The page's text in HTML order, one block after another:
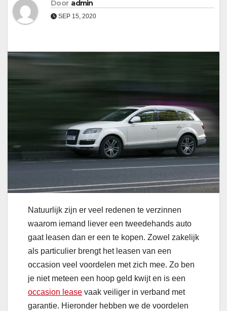
Door admin
SEP 15, 2020
Natuurlijk zijn er veel redenen te verzinnen
waarom iemand liever een tweedehands auto
gaat leasen dan er een te kopen. Zowel zakelijk
als particulier brengt het leasen van een
occasion veel voordelen met zich mee. Zo ben
je niet meteen een hoop geld kwijt en is een
occasion lease vaak veiliger in verband met
garantie. Hieronder hebben we de voordelen